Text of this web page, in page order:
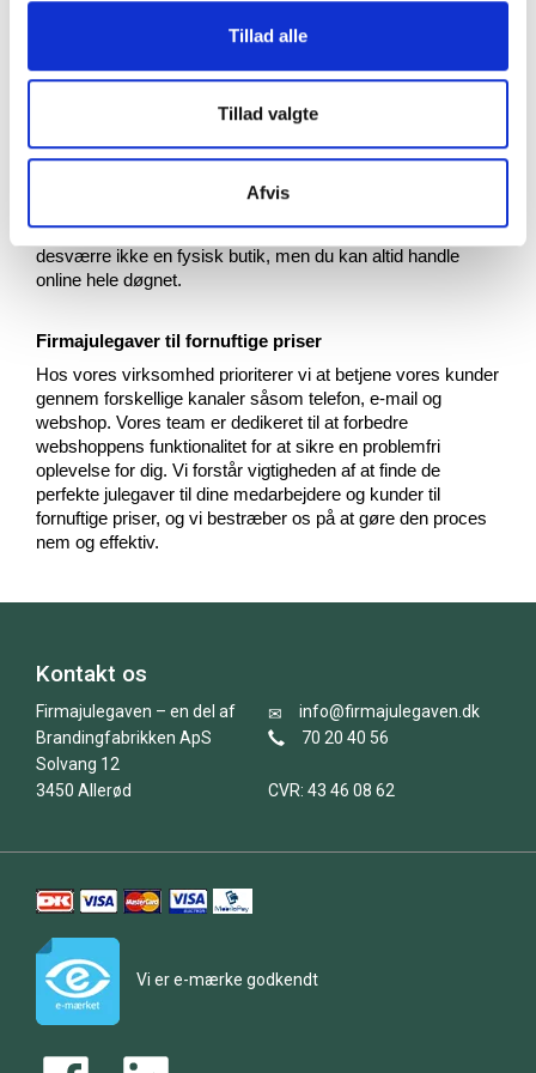
Tillad alle
Tillad valgte
Afvis
forskellige prisklasser. Derudover har vi gjort det nemmere
matcher dine præferencer.
mellem 9.00 og 16.00 og fredag fra 9.00 til 14.00. Vi har
desværre ikke en fysisk butik, men du kan altid handle
online hele døgnet.
Firmajulegaver til fornuftige priser
Hos vores virksomhed prioriterer vi at betjene vores kunder
gennem forskellige kanaler såsom telefon, e-mail og
webshop. Vores team er dedikeret til at forbedre
webshoppens funktionalitet for at sikre en problemfri
oplevelse for dig. Vi forstår vigtigheden af at finde de
perfekte julegaver til dine medarbejdere og kunder til
fornuftige priser, og vi bestræber os på at gøre den proces
nem og effektiv.
Kontakt os
Firmajulegaven – en del af
Brandingfabrikken ApS
Solvang 12
3450 Allerød
info@firmajulegaven.dk
70 20 40 56
CVR: 43 46 08 62
Vi er e-mærke godkendt